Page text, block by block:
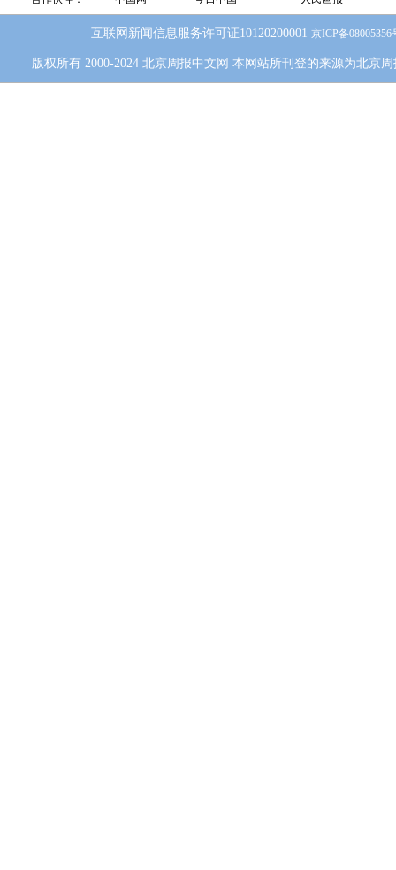
互联网新闻信息服务许可证10120200001京ICP备08005356
版权所有 2000-2024 北京周报中文网 本网站所刊登的来源为北京